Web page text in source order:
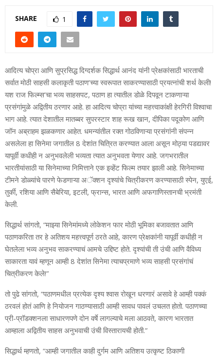
SHARE 1
आदित्य चोप्रा आणि सुप्रसिद्ध दिग्दर्शक सिद्धार्थ आनंद यांनी प्रेक्षकांसाठी भारताची
सर्वात मोठी साहसी कलाकृती पठाण’च्या स्वरूपात साकरण्यासाठी प्रयत्नांची शर्थ केली!
यश राज फिल्म्स’चा भव्य साहसपट, पठाण हा त्यातील डोळे दिपवून टाकणाऱ्या
प्रसंगांमुळे अद्वितीय ठरणार आहे. हा आदित्य चोप्रा यांच्या महत्त्वाकांक्षी हेरगिरी विश्वाचा
भाग आहे. त्यात देशातील मातब्बर सुपरस्टार शाह रूख खान, दीपिका पदूकोण आणि
जॉन अब्राहम झळकणार आहेत. धमन्यांतील रक्त गोठविणाऱ्या प्रसंगांनी संपन्न
असलेला हा सिनेमा जगातील 8 देशांत चित्रित करण्यात आला असून मोठ्या पडद्यावर
यापूर्वी कधीही न अनुभवलेली भव्यता त्यात अनुभवता येणार आहे. जगभरातील
भारतीयांसाठी या सिनेमाच्या निमित्ताने एक इव्हेंट फिल्म तयार झाली आहे. सिनेमाच्या
टीमने डोळ्यांचे पारणे फेडणाऱ्या अॅक्शन दृश्यांचे चित्रीकरण करण्यासाठी स्पेन, युएई,
तुर्की, रशिया आणि सैबेरिया, इटली, फ्रान्स, भारत आणि अफगाणिस्तानची भ्रमंती
केली.
सिद्धार्थ सांगतो, “माझ्या सिनेमांमध्ये लोकेशन फार मोठी भूमिका बजावतात आणि
पठाणकरिता तर हे अतिशय महत्त्वपूर्ण ठरते आहे, कारण प्रेक्षकांनी यापूर्वी कधीही न
घेतलेला भव्य अनुभव साकरण्याचं आमचे उद्दिष्ट होते. दृश्यांची ती उंची आणि वैविध्य
साकारता यावं म्हणून आम्ही 8 देशांत सिनेमा त्याचप्रमाणे भव्य साहसी प्रसंगांचं
चित्रीकरण केले!”
तो पुढे सांगतो, “पठाणमधील प्रत्येक दृश्य श्वास रोखून धरणारं असावे हे आम्ही पक्कं
ठरवलं होतं आणि हे नियोजन गाठण्यासाठी आम्ही सावध पावलं उचलत होतो. पठाणच्या
प्री-प्रॉडक्शनला साधारणपणे दोन वर्षे लागल्याचे मला आठवते, कारण भारतात
आम्हाला अद्वितीय साहस अनुभवाची उंची विस्तारायची होती.”
सिद्धार्थ म्हणतो, “आम्ही जगातील काही दुर्गम आणि अतिशय उत्कृष्ट ठिकाणी